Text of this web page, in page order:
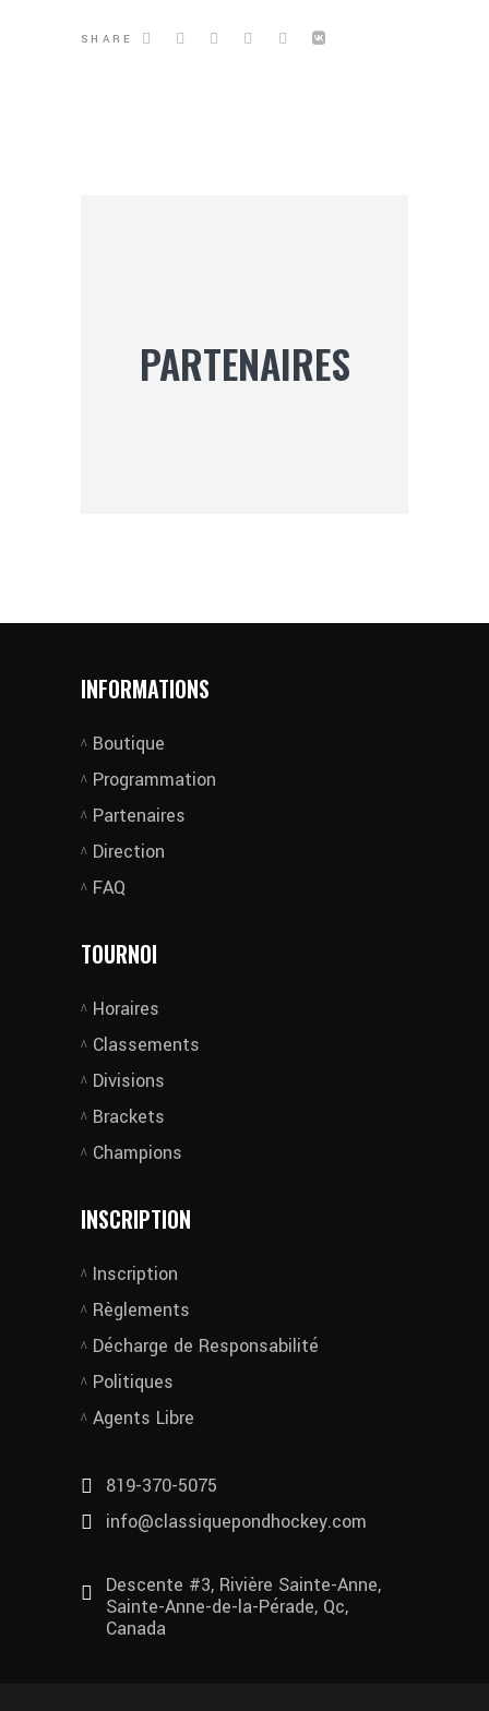
SHARE
PARTENAIRES
INFORMATIONS
Boutique
Programmation
Partenaires
Direction
FAQ
TOURNOI
Horaires
Classements
Divisions
Brackets
Champions
INSCRIPTION
Inscription
Règlements
Décharge de Responsabilité
Politiques
Agents Libre
819-370-5075
info@classiquepondhockey.com
Descente #3, Rivière Sainte-Anne,
Sainte-Anne-de-la-Pérade, Qc,
Canada